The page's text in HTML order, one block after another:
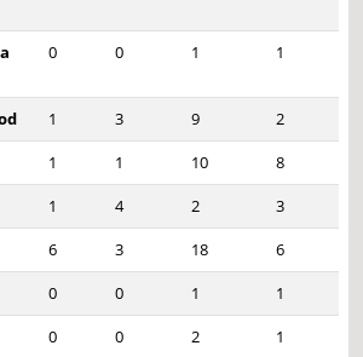
0 0 1 1
1 3 9
2
1 1 10
8
1 4 2
3
6 3 18
6
0 0 1
1
0 0 2
1